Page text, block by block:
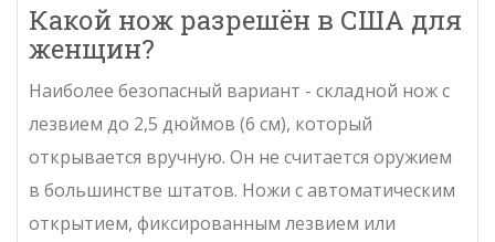
Какой нож разрешён в США для
женщин?
Наиболее безопасный вариант - складной нож с
лезвием до 2,5 дюймов (6 см), который
открывается вручную. Он не считается оружием
в большинстве штатов. Ножи с автоматическим
открытием, фиксированным лезвием или